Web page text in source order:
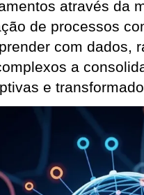
através da
de processos
com dados,
a
e